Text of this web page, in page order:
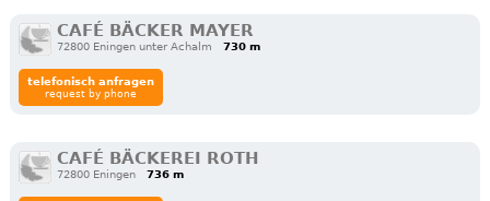
CAFÉ BÄCKER MAYER
72800 Eningen unter Achalm 730 m
telefonisch anfragen
request by phone
CAFÉ BÄCKEREI ROTH
72800 Eningen 736 m